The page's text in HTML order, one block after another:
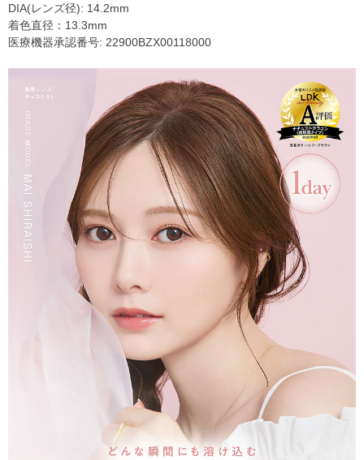
DIA(レンズ径): 14.2mm
着色直径：13.3mm
医療機器承認番号: 22900BZX00118000